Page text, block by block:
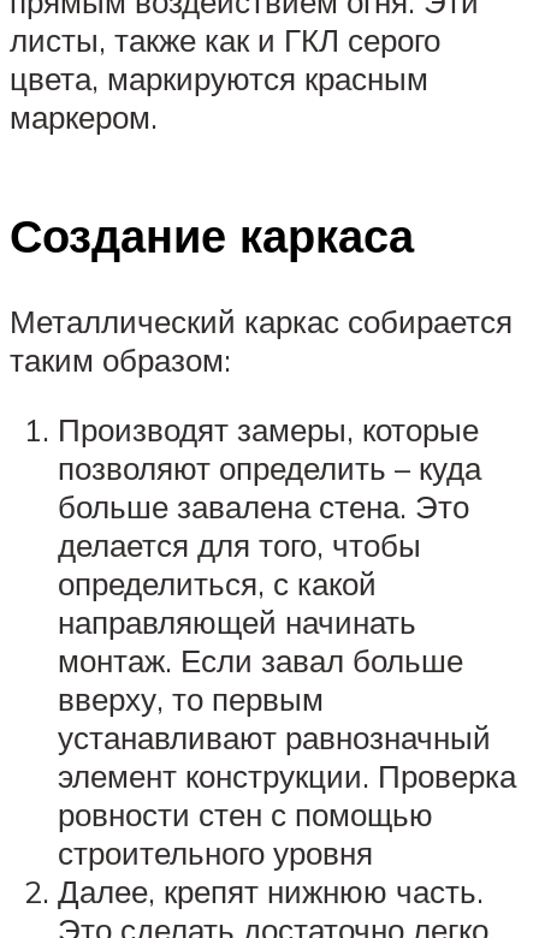
листы, также как и ГКЛ серого
цвета, маркируются красным
маркером.
Создание каркаса
Металлический каркас собирается
таким образом:
Производят замеры, которые
позволяют определить – куда
больше завалена стена. Это
делается для того, чтобы
определиться, с какой
направляющей начинать
монтаж. Если завал больше
вверху, то первым
устанавливают равнозначный
элемент конструкции. Проверка
ровности стен с помощью
строительного уровня
Далее, крепят нижнюю часть.
Это сделать достаточно легко,